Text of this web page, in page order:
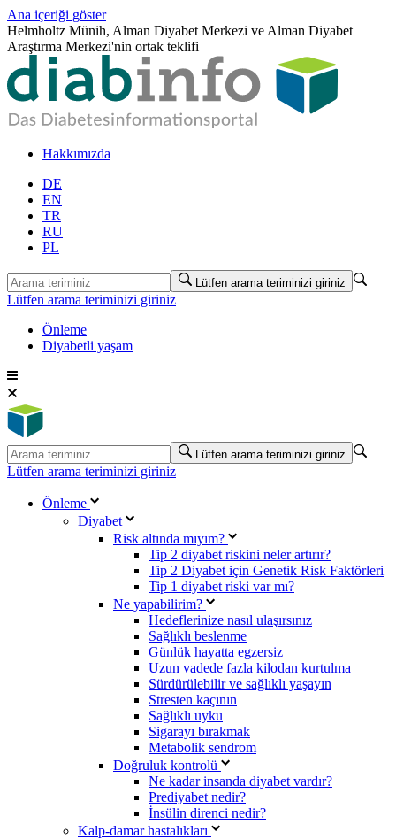
Ana içeriği göster
Helmholtz Münih, Alman Diyabet Merkezi ve Alman Diyabet
Araştırma Merkezi'nin ortak teklifi
Hakkımızda
DE
EN
TR
RU
PL
Lütfen arama teriminizi giriniz
Lütfen arama teriminizi giriniz
Önleme
Diyabetli yaşam
Lütfen arama teriminizi giriniz
Lütfen arama teriminizi giriniz
Önleme
Diyabet
Risk altında mıyım?
Tip 2 diyabet riskini neler artırır?
Tip 2 Diyabet için Genetik Risk Faktörleri
Tip 1 diyabet riski var mı?
Ne yapabilirim?
Hedeflerinize nasıl ulaşırsınız
Sağlıklı beslenme
Günlük hayatta egzersiz
Uzun vadede fazla kilodan kurtulma
Sürdürülebilir ve sağlıklı yaşayın
Stresten kaçının
Sağlıklı uyku
Sigarayı bırakmak
Metabolik sendrom
Doğruluk kontrolü
Ne kadar insanda diyabet vardır?
Prediyabet nedir?
İnsülin direnci nedir?
Kalp-damar hastalıkları